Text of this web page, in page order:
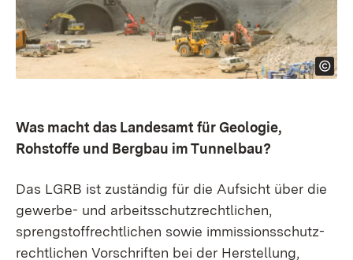
Was macht das Landesamt für Geologie,
Rohstoffe und Bergbau im Tunnelbau?
Das LGRB ist zuständig für die Aufsicht über die
gewerbe- und arbeits­schutz­rechtlichen,
sprengstoff­­­­­­rechtlichen sowie immissions­­schutz­­­­­
rechtlichen Vorschriften bei der Herstellung,